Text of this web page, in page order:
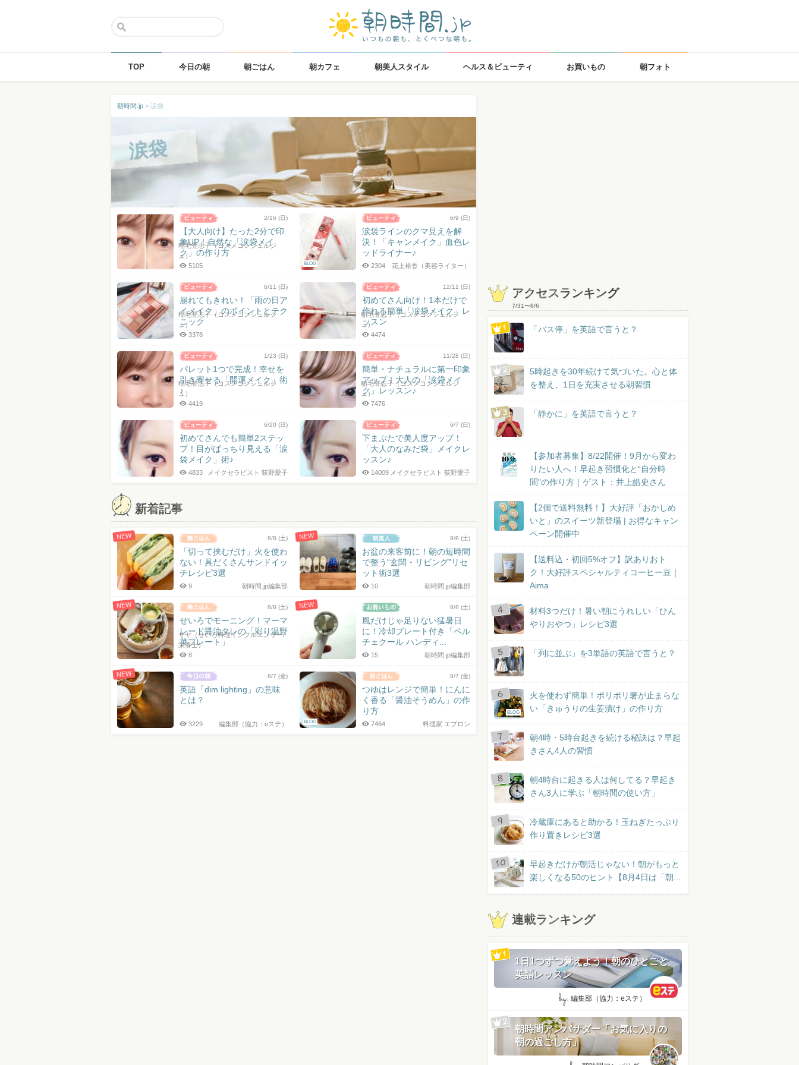
TOP 今日の朝 朝ごはん 朝カフェ 朝美人スタイル ヘルス＆ビューティ お買いもの 朝フォト
朝時間.jp > 涙袋
涙袋
2/16 (日)
【大人向け】たった2分で印
象UP！自然な「涙袋メイ
ク」の作り方
稲毛登志子（コスメコンシェルジ
ュ）
5105
BLOG
6/9 (日)
涙袋ラインのクマ見えを解
決！「キャンメイク」血色レ
ッドライナー♪
花上裕香（美容ライター）
2304
6/11 (日)
崩れてもきれい！「雨の日ア
イメイク」のポイントとテク
ニック
稲毛登志子（コスメコンシェルジ
ュ）
3378
12/11 (日)
初めてさん向け！1本だけで
作れる簡単「涙袋メイク」レ
ッスン
稲毛登志子（コスメコンシェルジ
ュ）
4474
1/23 (日)
パレット1つで完成！幸せを
引き寄せる「開運メイク」術
♪
稲毛登志子（コスメコンシェルジ
ュ）
4419
11/28 (日)
簡単・ナチュラルに第一印象
アップ！大人の「涙袋メイ
ク」レッスン♪
稲毛登志子（コスメコンシェルジ
ュ）
7476
6/20 (日)
初めてさんでも簡単2ステッ
プ！目がぱっちり見える「涙
袋メイク」術♪
メイクセラピスト 荻野愛子
4833
6/7 (日)
下まぶたで美人度アップ！
「大人のなみだ袋」メイクレ
ッスン♪
メイクセラピスト 荻野愛子
14009
新着記事
NEW 8/8 (土)
「切って挟むだけ」火を使わ
ない！具だくさんサンドイッ
チレシピ3選
朝時間.jp編集部
9
NEW 8/8 (土)
お盆の来客前に！朝の短時間
で整う“玄関・リビング”リセ
ット術3選
朝時間.jp編集部
10
NEW 8/8 (土)
せいろでモーニング！マーマ
レード醤油タレの「彩り温野
菜プレート」
サヤ（せいろ料理インフルエンサー/
栄養士）
8
NEW 8/8 (土)
風だけじゃ足りない猛暑日
に！冷却プレート付き「ペル
チェクール ハンディ...
朝時間.jp編集部
15
NEW 8/7 (金)
英語「dim lighting」の意味
とは？
編集部（協力：eステ）
3229 BLOG
8/7 (金)
つゆはレンジで簡単！にんに
く香る「醤油そうめん」の作
り方
料理家 エプロン
7464
アクセスランキング
7/31〜8/6
「バス停」を英語で言うと？
5時起きを30年続けて気づいた。心と体
を整え、1日を充実させる朝習慣
「静かに」を英語で言うと？
【参加者募集】8/22開催！9月から変わ
りたい人へ！早起き習慣化と“自分時
間”の作り方｜ゲスト：井上皓史さん
【2個で送料無料！】大好評「おかしめ
いと」のスイーツ新登場 | お得なキャン
ペーン開催中
【送料込・初回5%オフ】訳ありおト
ク！大好評スペシャルティコーヒー豆｜
Aima
材料3つだけ！暑い朝にうれしい「ひん
やりおやつ」レシピ3選
「列に並ぶ」を3単語の英語で言うと？
BLOG
火を使わず簡単！ポリポリ箸が止まらな
い「きゅうりの生姜漬け」の作り方
朝4時・5時台起きを続ける秘訣は？早起
きさん4人の習慣
朝4時台に起きる人は何してる？早起き
さん3人に学ぶ「朝時間の使い方」
冷蔵庫にあると助かる！玉ねぎたっぷり
作り置きレシピ3選
早起きだけが朝活じゃない！朝がもっと
楽しくなる50のヒント【8月4日は「朝...
連載ランキング
1日1つずつ覚えよう！朝のひとこと
英語レッスン
by: 編集部（協力：eステ）
朝時間アンバサダー「お気に入りの
朝の過ごし方」